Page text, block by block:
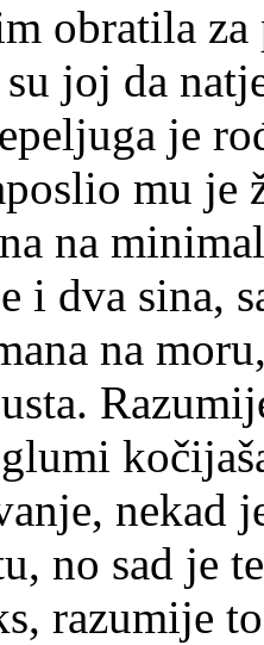
obratila
joj da
je
mu je
na
i dva sina,
na
nekad
no sad je
razumije